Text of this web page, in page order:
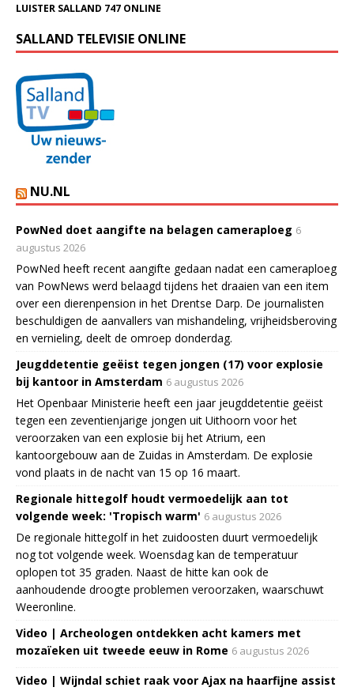
LUISTER SALLAND 747 ONLINE
SALLAND TELEVISIE ONLINE
NU.NL
PowNed doet aangifte na belagen cameraploeg 6
augustus 2026
PowNed heeft recent aangifte gedaan nadat een cameraploeg
van PowNews werd belaagd tijdens het draaien van een item
over een dierenpension in het Drentse Darp. De journalisten
beschuldigen de aanvallers van mishandeling, vrijheidsberoving
en vernieling, deelt de omroep donderdag.
Jeugddetentie geëist tegen jongen (17) voor explosie
bij kantoor in Amsterdam 6 augustus 2026
Het Openbaar Ministerie heeft een jaar jeugddetentie geëist
tegen een zeventienjarige jongen uit Uithoorn voor het
veroorzaken van een explosie bij het Atrium, een
kantoorgebouw aan de Zuidas in Amsterdam. De explosie
vond plaats in de nacht van 15 op 16 maart.
Regionale hittegolf houdt vermoedelijk aan tot
volgende week: 'Tropisch warm' 6 augustus 2026
De regionale hittegolf in het zuidoosten duurt vermoedelijk
nog tot volgende week. Woensdag kan de temperatuur
oplopen tot 35 graden. Naast de hitte kan ook de
aanhoudende droogte problemen veroorzaken, waarschuwt
Weeronline.
Video | Archeologen ontdekken acht kamers met
mozaïeken uit tweede eeuw in Rome 6 augustus 2026
Video | Wijndal schiet raak voor Ajax na haarfijne assist